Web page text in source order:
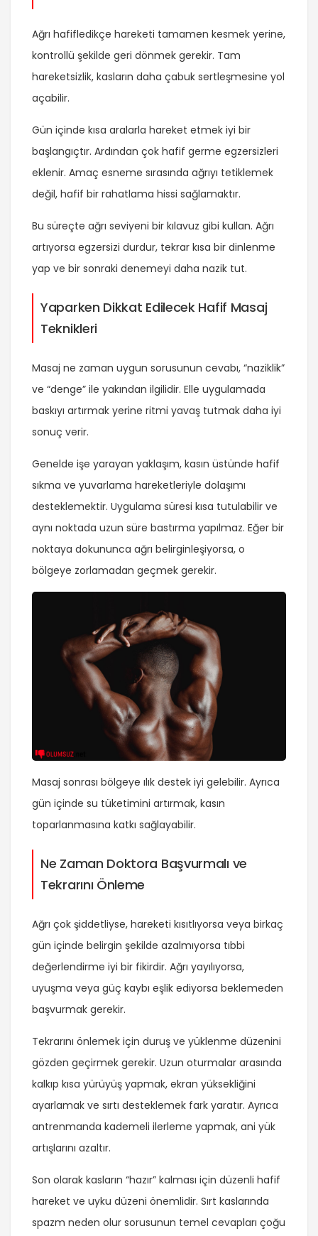
Ağrı hafifledikçe hareketi tamamen kesmek yerine,
kontrollü şekilde geri dönmek gerekir. Tam
hareketsizlik, kasların daha çabuk sertleşmesine yol
açabilir.
Gün içinde kısa aralarla hareket etmek iyi bir
başlangıçtır. Ardından çok hafif germe egzersizleri
eklenir. Amaç esneme sırasında ağrıyı tetiklemek
değil, hafif bir rahatlama hissi sağlamaktır.
Bu süreçte ağrı seviyeni bir kılavuz gibi kullan. Ağrı
artıyorsa egzersizi durdur, tekrar kısa bir dinlenme
yap ve bir sonraki denemeyi daha nazik tut.
Yaparken Dikkat Edilecek Hafif Masaj
Teknikleri
Masaj ne zaman uygun sorusunun cevabı, “naziklik”
ve “denge” ile yakından ilgilidir. Elle uygulamada
baskıyı artırmak yerine ritmi yavaş tutmak daha iyi
sonuç verir.
Genelde işe yarayan yaklaşım, kasın üstünde hafif
sıkma ve yuvarlama hareketleriyle dolaşımı
desteklemektir. Uygulama süresi kısa tutulabilir ve
aynı noktada uzun süre bastırma yapılmaz. Eğer bir
noktaya dokununca ağrı belirginleşiyorsa, o
bölgeye zorlamadan geçmek gerekir.
Masaj sonrası bölgeye ılık destek iyi gelebilir. Ayrıca
gün içinde su tüketimini artırmak, kasın
toparlanmasına katkı sağlayabilir.
Ne Zaman Doktora Başvurmalı ve
Tekrarını Önleme
Ağrı çok şiddetliyse, hareketi kısıtlıyorsa veya birkaç
gün içinde belirgin şekilde azalmıyorsa tıbbi
değerlendirme iyi bir fikirdir. Ağrı yayılıyorsa,
uyuşma veya güç kaybı eşlik ediyorsa beklemeden
başvurmak gerekir.
Tekrarını önlemek için duruş ve yüklenme düzenini
gözden geçirmek gerekir. Uzun oturmalar arasında
kalkıp kısa yürüyüş yapmak, ekran yüksekliğini
ayarlamak ve sırtı desteklemek fark yaratır. Ayrıca
antrenmanda kademeli ilerleme yapmak, ani yük
artışlarını azaltır.
Son olarak kasların “hazır” kalması için düzenli hafif
hareket ve uyku düzeni önemlidir. Sırt kaslarında
spazm neden olur sorusunun temel cevapları çoğu